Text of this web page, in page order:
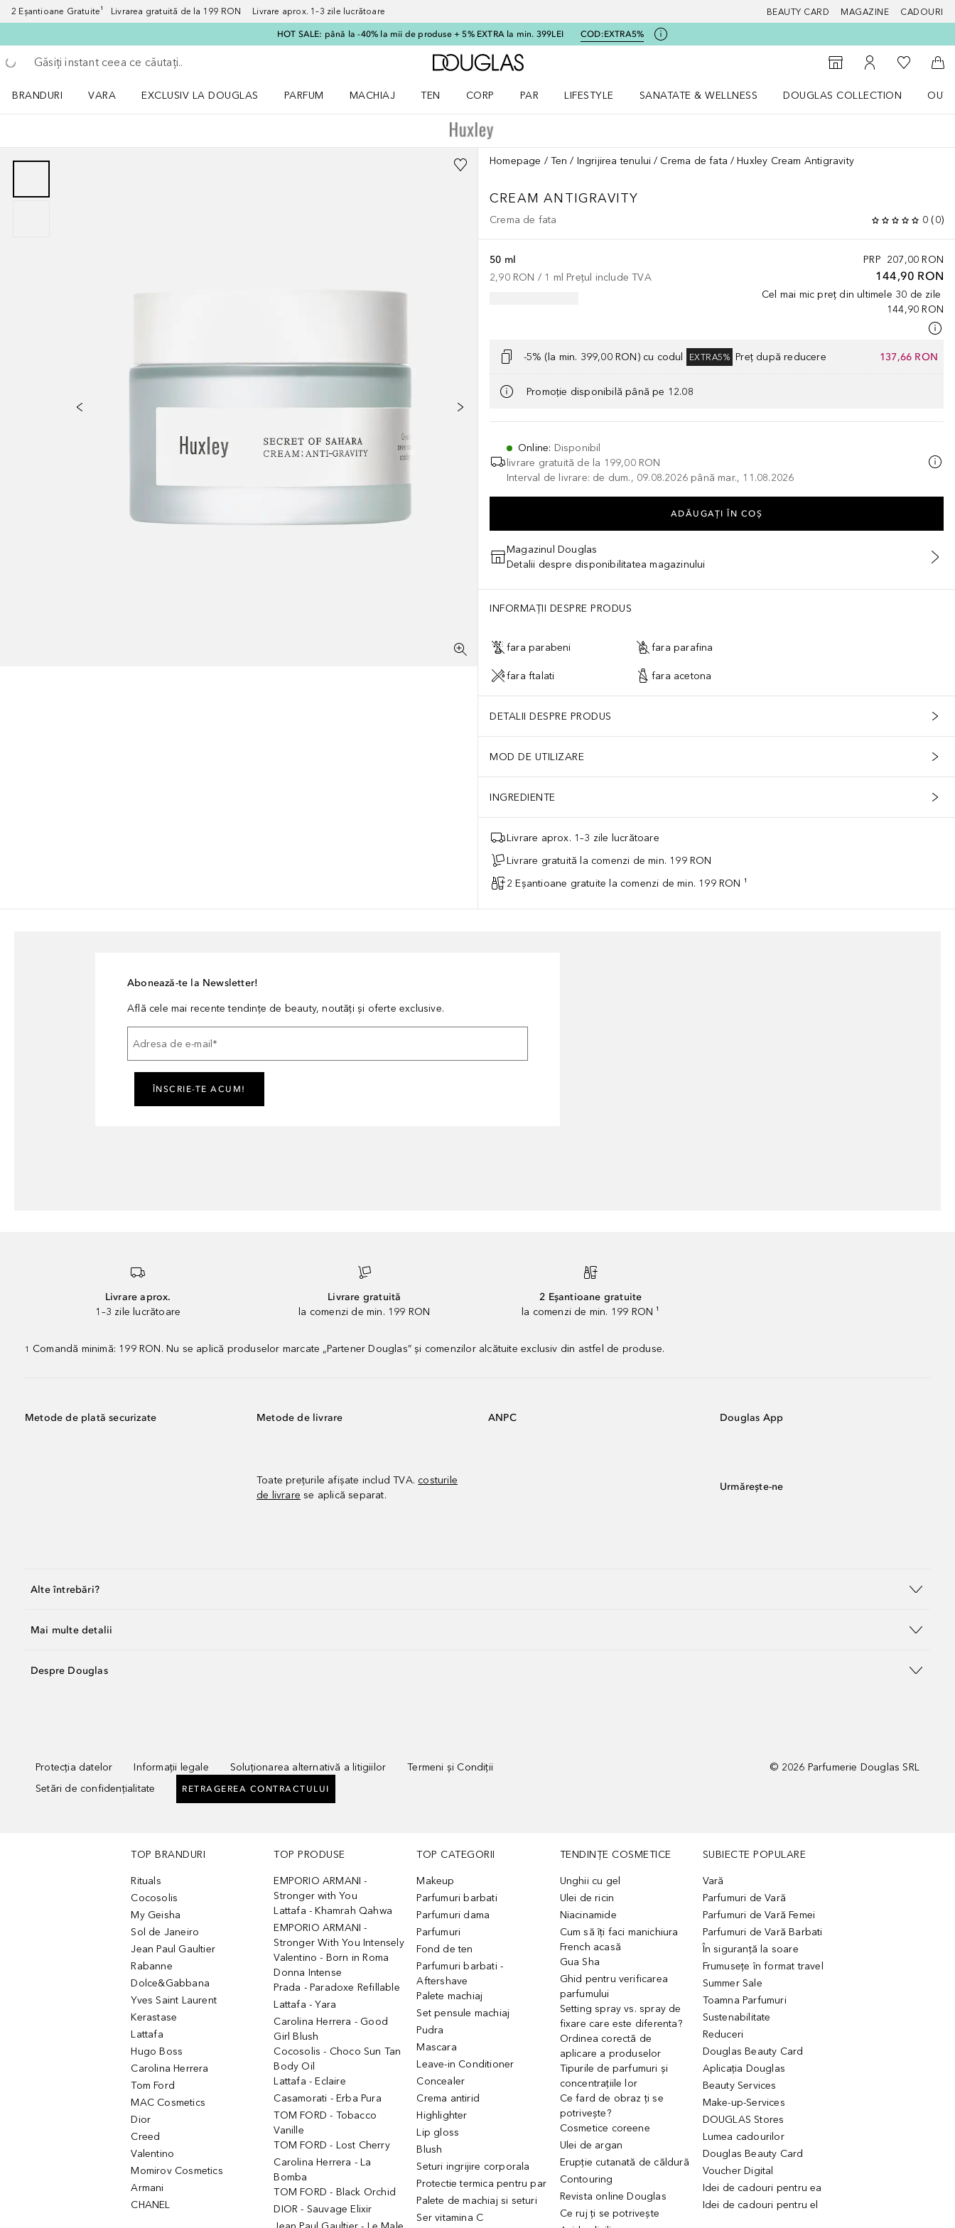
2 Eșantioane Gratuite¹ Livrarea gratuită de la 199 RON Livrare aprox. 1–3 zile lucrătoare BEAUTY CARD MAGAZINE CADOURI
HOT SALE: până la -40% la mii de produse + 5% EXTRA la min. 399LEI COD:EXTRA5%
Înapoi
Executați căutarea
Către pagina principală Douglas
Către Găsire magazin
Către Contul meu
Către
BRANDURI
VARA
EXCLUSIV LA DOUGLAS
PARFUM
MACHIAJ
TEN
CORP
PAR
LIFESTYLE
SANATATE & WELLNESS
DOUGLAS COLLECTION
Homepage Ten Ingrijirea tenului Crema de fata Huxley Cream Antigravity
CREAM ANTIGRAVITY
Crema de fata 0 (0)
PRP 207,00 RON
144,90 RON
Cel mai mic preț din ultimele 30 de zile
144,90 RON
50 ml
2,90 RON / 1 ml Prețul include TVA
-5% (la min. 399,00 RON) cu codul EXTRA5% Preț după reducere 137,66 RON
Promoție disponibilă până pe 12.08
Online: Disponibil
livrare gratuită de la 199,00 RON
Interval de livrare: de dum., 09.08.2026 până mar., 11.08.2026
ADĂUGAȚI ÎN COŞ
Magazinul Douglas
Detalii despre disponibilitatea magazinului
INFORMAȚII DESPRE PRODUS
fara parabeni fara parafina
fara ftalati fara acetona
DETALII DESPRE PRODUS
MOD DE UTILIZARE
INGREDIENTE
Livrare aprox. 1–3 zile lucrătoare
Livrare gratuită la comenzi de min. 199 RON
2 Eșantioane gratuite la comenzi de min. 199 RON ¹
Abonează-te la Newsletter!
Află cele mai recente tendințe de beauty, noutăți și oferte exclusive.
Adresa de e-mail *
ÎNSCRIE-TE ACUM!
Livrare aprox.
1–3 zile lucrătoare
Livrare gratuită
la comenzi de min. 199 RON
2 Eșantioane gratuite
la comenzi de min. 199 RON ¹
1 Comandă minimă: 199 RON. Nu se aplică produselor marcate „Partener Douglas” și comenzilor alcătuite exclusiv din astfel de produse.
Metode de plată securizate Metode de livrare
Toate prețurile afișate includ TVA. costurile
de livrare se aplică separat.
ANPC Douglas App
Urmărește-ne
Alte întrebări?
Mai multe detalii
Despre Douglas
Protecția datelor Informații legale Soluționarea alternativă a litigiilor
Termeni și Condiții
Setări de confidențialitate
RETRAGEREA CONTRACTULUI
© 2026 Parfumerie Douglas SRL
TOP BRANDURI
Rituals
Cocosolis
My Geisha
Sol de Janeiro
Jean Paul Gaultier
Rabanne
Dolce&Gabbana
Yves Saint Laurent
Kerastase
Lattafa
Hugo Boss
Carolina Herrera
Tom Ford
MAC Cosmetics
Dior
Creed
Valentino
Momirov Cosmetics
Armani
CHANEL
TOP PRODUSE
EMPORIO ARMANI -
Stronger with You
Lattafa - Khamrah Qahwa
EMPORIO ARMANI -
Stronger With You Intensely
Valentino - Born in Roma
Donna Intense
Prada - Paradoxe Refillable
Lattafa - Yara
Carolina Herrera - Good
Girl Blush
Cocosolis - Choco Sun Tan
Body Oil
Lattafa - Eclaire
Casamorati - Erba Pura
TOM FORD - Tobacco
Vanille
TOM FORD - Lost Cherry
Carolina Herrera - La
Bomba
TOM FORD - Black Orchid
DIOR - Sauvage Elixir
TOP CATEGORII
Makeup
Parfumuri barbati
Parfumuri dama
Parfumuri
Fond de ten
Parfumuri barbati -
Aftershave
Palete machiaj
Set pensule machiaj
Pudra
Mascara
Leave-in Conditioner
Concealer
Crema antirid
Highlighter
Lip gloss
Blush
Seturi ingrijire corporala
Protectie termica pentru par
Palete de machiaj si seturi
Ser vitamina C
TENDINȚE COSMETICE
Unghii cu gel
Ulei de ricin
Niacinamide
Cum să îți faci manichiura
French acasă
Gua Sha
Ghid pentru verificarea
parfumului
Setting spray vs. spray de
fixare care este diferenta?
Ordinea corectă de
aplicare a produselor
Tipurile de parfumuri și
concentrațiile lor
Ce fard de obraz ți se
potrivește?
Cosmetice coreene
Ulei de argan
Erupție cutanată de căldură
Contouring
Revista online Douglas
Ce ruj ți se potrivește
SUBIECTE POPULARE
Vară
Parfumuri de Vară
Parfumuri de Vară Femei
Parfumuri de Vară Barbati
În siguranță la soare
Frumusețe în format travel
Summer Sale
Toamna Parfumuri
Sustenabilitate
Reduceri
Douglas Beauty Card
Aplicația Douglas
Beauty Services
Make-up-Services
DOUGLAS Stores
Lumea cadourilor
Douglas Beauty Card
Voucher Digital
Idei de cadouri pentru ea
Idei de cadouri pentru el